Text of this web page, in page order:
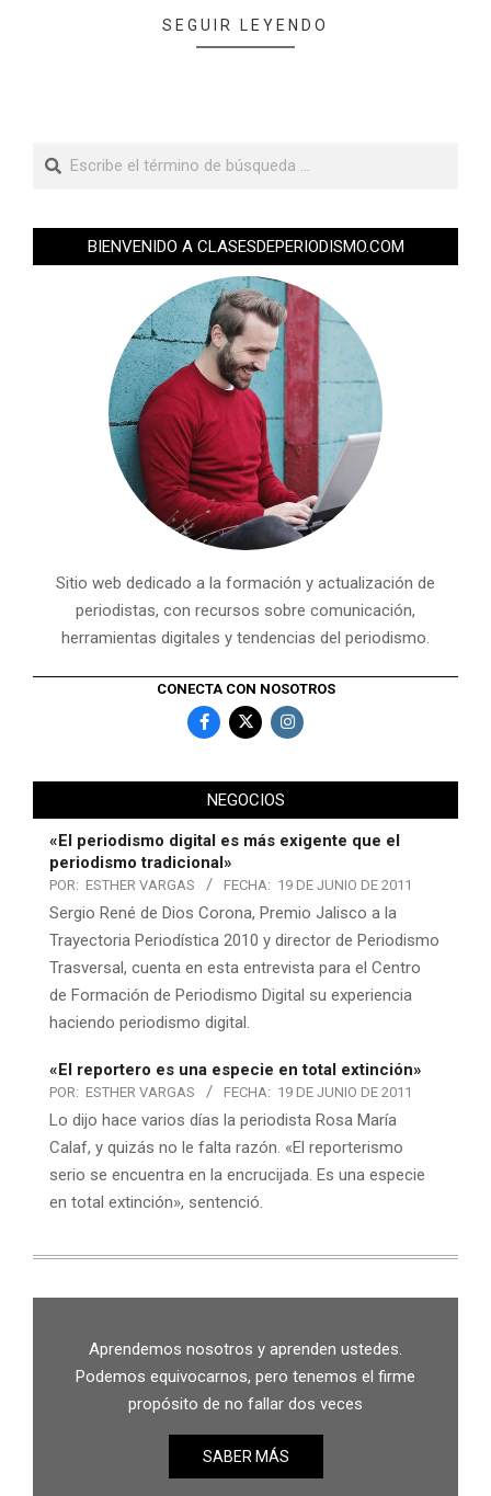
SEGUIR LEYENDO
BIENVENIDO A CLASESDEPERIODISMO.COM
Sitio web dedicado a la formación y actualización de
periodistas, con recursos sobre comunicación,
herramientas digitales y tendencias del periodismo.
CONECTA CON NOSOTROS
NEGOCIOS
«El periodismo digital es más exigente que el
periodismo tradicional»
POR: ESTHER VARGAS FECHA: 19 DE JUNIO DE 2011
Sergio René de Dios Corona, Premio Jalisco a la
Trayectoria Periodística 2010 y director de Periodismo
Trasversal, cuenta en esta entrevista para el Centro
de Formación de Periodismo Digital su experiencia
haciendo periodismo digital.
«El reportero es una especie en total extinción»
POR: ESTHER VARGAS FECHA: 19 DE JUNIO DE 2011
Lo dijo hace varios días la periodista Rosa María
Calaf, y quizás no le falta razón. «El reporterismo
serio se encuentra en la encrucijada. Es una especie
en total extinción», sentenció.
Aprendemos nosotros y aprenden ustedes.
Podemos equivocarnos, pero tenemos el firme
propósito de no fallar dos veces
SABER MÁS